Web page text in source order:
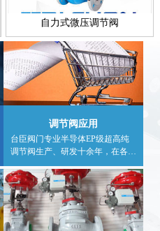
自力式微压调节阀
调节阀应用
台臣阀门专业半导体EP级超高纯
调节阀生产、研发十余年，在各种
行业均有应用案例，欢迎广大用户
实地求证，详细调节阀应用行业信
息，请进入内站，看详情。